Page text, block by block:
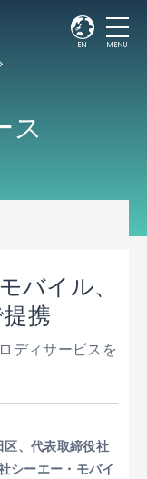
EN MENU
ス
バイル、
携
ディサービスを
、代表取締役社
シーエー・モバイ